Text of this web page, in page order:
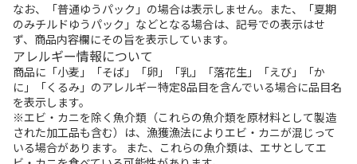
なお、「普通ゆうパック」の場合は表示しません。また、「夏期
のみチルドゆうパック」などとなる場合は、記号での表示はせ
ず、商品内容欄にその旨を表示しています。
アレルギー情報について
商品に「小麦」「そば」「卵」「乳」「落花生」「えび」「か
に」「くるみ」のアレルギー特定8品目を含んでいる場合に品目名
を表示します。
※エビ・カニを除く魚介類（これらの魚介類を原材料として製造
された加工品も含む）は、漁獲漁法によりエビ・カニが混じって
いる場合があります。 また、これらの魚介類は、エサとしてエ